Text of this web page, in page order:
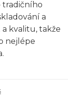
a
kvalitu, takže
nejlépe